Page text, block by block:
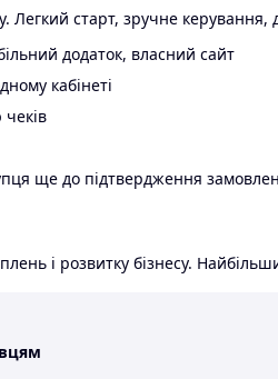
старт, зручне керування,
додаток, власний сайт
кабінеті
ще до підтвердження
і розвитку бізнесу.